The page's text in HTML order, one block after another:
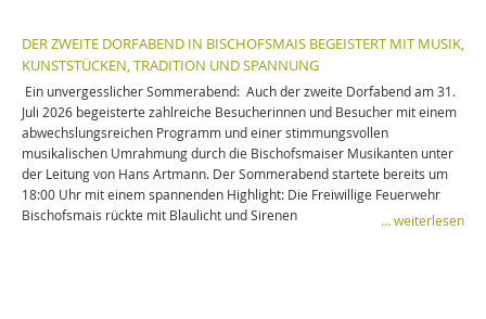
DER ZWEITE DORFABEND IN BISCHOFSMAIS BEGEISTERT MIT MUSIK,
KUNSTSTÜCKEN, TRADITION UND SPANNUNG
Ein unvergesslicher Sommerabend: Auch der zweite Dorfabend am 31.
Juli 2026 begeisterte zahlreiche Besucherinnen und Besucher mit einem
abwechslungsreichen Programm und einer stimmungsvollen
musikalischen Umrahmung durch die Bischofsmaiser Musikanten unter
der Leitung von Hans Artmann. Der Sommerabend startete bereits um
18:00 Uhr mit einem spannenden Highlight: Die Freiwillige Feuerwehr
Bischofsmais rückte mit Blaulicht und Sirenen
… weiterlesen